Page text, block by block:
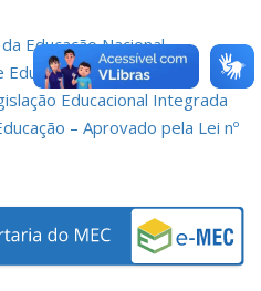
Educação Nacional
Educação
Educacional Integrada
– Aprovado pela Lei nº